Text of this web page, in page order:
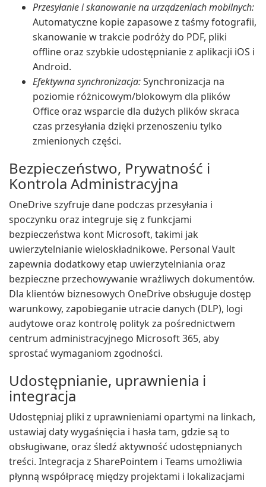
Przesyłanie i skanowanie na urządzeniach mobilnych:
Automatyczne kopie zapasowe z taśmy fotografii,
skanowanie w trakcie podróży do PDF, pliki
offline oraz szybkie udostępnianie z aplikacji iOS i
Android.
Efektywna synchronizacja:Synchronizacja na
poziomie różnicowym/blokowym dla plików
Office oraz wsparcie dla dużych plików skraca
czas przesyłania dzięki przenoszeniu tylko
zmienionych części.
Bezpieczeństwo, Prywatność i
Kontrola Administracyjna
OneDrive szyfruje dane podczas przesyłania i
spoczynku oraz integruje się z funkcjami
bezpieczeństwa kont Microsoft, takimi jak
uwierzytelnianie wieloskładnikowe. Personal Vault
zapewnia dodatkowy etap uwierzytelniania oraz
bezpieczne przechowywanie wrażliwych dokumentów.
Dla klientów biznesowych OneDrive obsługuje dostęp
warunkowy, zapobieganie utracie danych (DLP), logi
audytowe oraz kontrolę polityk za pośrednictwem
centrum administracyjnego Microsoft 365, aby
sprostać wymaganiom zgodności.
Udostępnianie, uprawnienia i
integracja
Udostępniaj pliki z uprawnieniami opartymi na linkach,
ustawiaj daty wygaśnięcia i hasła tam, gdzie są to
obsługiwane, oraz śledź aktywność udostępnianych
treści. Integracja z SharePointem i Teams umożliwia
płynną współpracę między projektami i lokalizacjami